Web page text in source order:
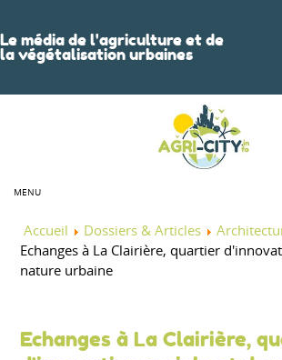
Le média de l'agriculture et de
la végétalisation urbaines
MENU
Accueil Dossiers & Articles
Echanges à La Clairière, quartier
nature urbaine
Echanges à La Clairière,